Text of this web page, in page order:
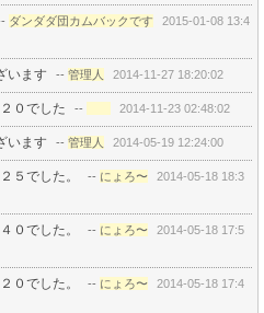
ダンダダ団カムバックです
2015-01-08 13:4
います -- 管理人 2014-11-27 18:20:02
０でした -- 2014-11-23 02:48:02
います -- 管理人 2014-05-19 12:24:00
５でした。 -- にょろ〜
2014-05-18 18:3
０でした。 -- にょろ〜
2014-05-18 17:5
０でした。 -- にょろ〜
2014-05-18 17:4